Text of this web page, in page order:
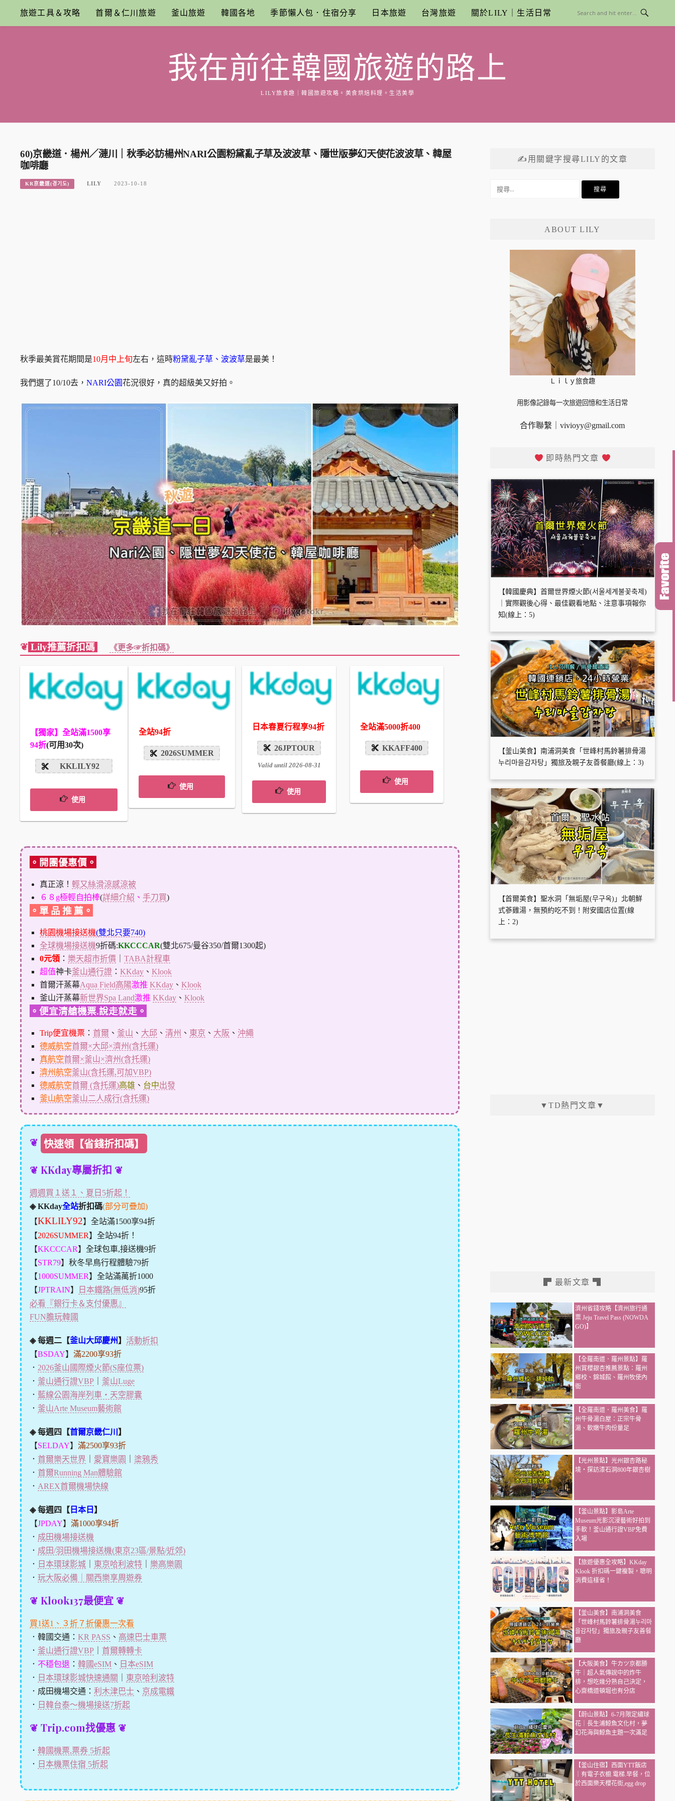
content
旅遊工具＆攻略 首爾＆仁川旅遊 釜山旅遊 韓國各地 季節懶人包．住宿分享 日本旅遊 台灣旅遊 關於LILY｜生活日常
我在前往韓國旅遊的路上
LILY旅食趣｜韓國旅遊攻略。美食烘焙料理。生活美學
60)京畿道．楊州／漣川｜秋季必訪楊州NARI公園粉黛亂子草及波波草、隱世版夢幻天使花波波草、韓屋
咖啡廳
KR京畿道(경기도) LILY 2023-10-18
秋季最美賞花期間是10月中上旬左右，這時粉黛亂子草、波波草是最美！
我們選了10/10去， NARI公園花況很好，真的超級美又好拍。
❦ Lily推薦折扣碼 《更多☞折扣碼》
【獨家】全站滿1500享
94折(可用30次)
KKLILY92
使用
全站94折
2026SUMMER
使用
日本春夏行程享94折
26JPTOUR
Valid until 2026-08-31
使用
全站滿5000折400
KKAFF400
使用
。開團優惠價。
真正涼！ 輕又絲滑涼感涼被
６８g極輕自拍棒(詳細介紹 、 手刀買)
。單 品 推 薦。
桃園機場接送機(雙北只要740)
全球機場接送機9折碼:KKCCCAR(雙北675/曼谷350/首爾1300起)
0元領： 樂天超市折價
TABA計程車
超值神卡釜山通行證： KKday、 Klook
首爾汗蒸幕Aqua Field高陽激推 KKday、 Klook
釜山汗蒸幕新世界Spa Land激推 KKday、 Klook
。便宜清艙機票.說走就走。
Trip便宜機票： 首爾 、 釜山 、 大邱 、 清州 、 東京 、 大阪 、 沖繩
德威航空首爾×大邱×濟州(含托運)
真航空首爾×釜山×濟州(含托運)
濟州航空釜山(含托運,可加VBP)
德威航空首爾 (含托運)高雄 、 台中出發
釜山航空釜山二人成行(含托運)
❦ 快速領【省錢折扣碼】
❦ KKday專屬折扣 ❦
週週買１送１、夏日5折起！
◈ KKday全站折扣碼(部分可疊加)
【KKLILY92】全站滿1500享94折
【2026SUMMER】全站94折！
【KKCCCAR】全球包車,接送機9折
【STR79】秋冬早鳥行程體驗79折
【1000SUMMER】全站滿萬折1000
【JPTRAIN】 日本鐵路(無低消)95折
必看『銀行卡＆支付優惠』
FUN膽玩韓國
◈ 每週二【釜山大邱慶州】 活動折扣
【BSDAY】 滿2200享93折
． 2026釜山國際煙火節(S座位票)
． 釜山通行證VBP｜ 釜山Luge
． 藍線公園海岸列車・天空膠囊
． 釜山Arte Museum藝術館
◈ 每週四【首爾京畿仁川 】
【SELDAY】 滿2500享93折
． 首爾樂天世界 愛寶樂園
塗鴉秀
． 首爾Running Man體驗館
． AREX首爾機場快線
◈ 每週四【 日本日 】
【JPDAY】 滿1000享94折
． 成田機場接送機
． 成田/羽田機場接送機(東京23區/景點/近郊)
． 日本環球影城｜ 東京哈利波特｜ 樂高樂園
． 玩大阪必備｜關西樂享周遊券
❦ Klook137最便宜 ❦
買1送1、３折７折優惠一次看
．韓國交通： KR PASS 、 高速巴士車票
． 釜山通行證VBP｜ 首爾轉轉卡
． 不穩包退 ： 韓國eSIM、 日本eSIM
． 日本環球影城快速通關
東京哈利波特
．成田機場交通： 利木津巴士、 京成電鐵
． 日韓台泰～機場接送7折起
❦ Trip.com找優惠 ❦
． 韓國機票,票券 5折起
． 日本機票住宿 5折起
✍用關鍵字搜尋LILY的文章
ABOUT LILY
Ｌｉｌｙ旅食趣
用影像記錄每一次旅遊回憶和生活日常
合作聯繫｜vivioyy@gmail.com
即時熱門文章
【韓國慶典】首爾世界煙火節(서울세계불꽃축제)
｜實際觀後心得、最佳觀看地點、注意事項報你
知(線上：5)
【釜山美食】南浦洞美食「世峰村馬鈴薯排骨湯
누리마을감자탕」獨旅及親子友善餐廳(線上：3)
【首爾美食】聖水洞「無垢屋(무구옥)」北朝鮮
式蔘雞湯，無預約吃不到！附安國店位置(線
上：2)
▼TD熱門文章▼
▛ 最新文章 ▜
濟州省錢攻略【濟州旅行通
票 Jeju Travel Pass (NOWDA
GO)】
【全羅南道．羅州景點】羅
州賞櫻銀杏推薦景點：羅州
鄉校、錦城館、羅州牧使內
衙
【全羅南道．羅州美食】羅
州牛骨湯白屋：正宗牛骨
湯、軟嫩牛肉份量足
【光州景點】光州銀杏路秘
境・探訪漆石洞800年銀杏樹
【釜山景點】影島Arte
Museum光影沉浸藝術好拍到
手軟！釜山通行證VBP免費
入場
【旅遊優惠全攻略】KKday
Klook 折扣碼一鍵複製，聰明
消費這樣省！
【釜山美食】南浦洞美食
「世峰村馬鈴薯排骨湯누리마
을감자탕」獨旅及親子友善餐
廳
【大阪美食】牛カツ京都勝
牛｜超人氣傳說中的炸牛
排，想吃幾分熟自己決定，
心齋橋道頓堀也有分店
【蔚山景點】6-7月限定繡球
花｜長生浦鯨魚文化村，夢
幻花海與鯨魚主題一次滿足
【釜山住宿】西面YTT飯店
｜有電子衣櫥.電梯.早餐，位
於西面樂天櫻花街,egg drop